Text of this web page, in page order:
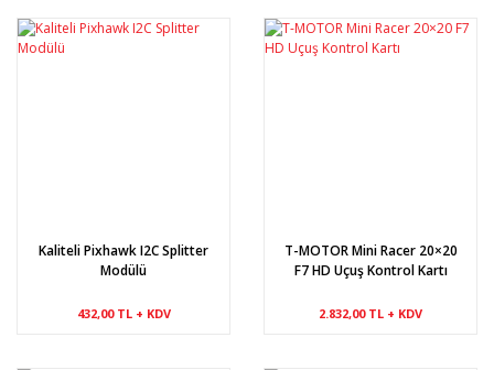
Kaliteli Pixhawk I2C Splitter
Modülü
432,00 TL + KDV
T-MOTOR Mini Racer 20×20
F7 HD Uçuş Kontrol Kartı
2.832,00 TL + KDV